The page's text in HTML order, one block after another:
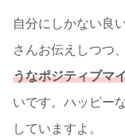
自分にしかない良
さんお伝えしつつ、
うなポジティブマ
いです。ハッピー
していますよ。